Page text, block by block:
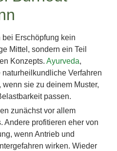
Erschöpfung kein
Mittel, sondern ein Teil
Konzepts. Ayurveda,
Verfahren
sie zu deinem Muster,
passen.
zunächst vor allem
Andere profitieren eher von
wenn Antrieb und
wirken. Wieder